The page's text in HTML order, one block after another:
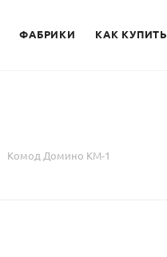
ФАБРИКИ КАК КУПИТЬ
Комод Домино КМ-1